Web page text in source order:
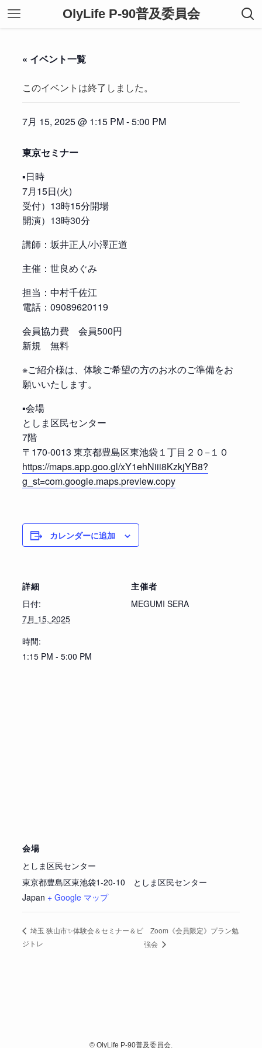
OlyLife P-90普及委員会
« イベント一覧
このイベントは終了しました。
7月 15, 2025 @ 1:15 PM-5:00 PM
東京セミナー
▪️日時
7月15日(火)
受付）13時15分開場
開演）13時30分
講師：坂井正人/小澤正道
主催：世良めぐみ
担当：中村千佐江
電話：09089620119
会員協力費 会員500円
新規 無料
※ご紹介様は、体験ご希望の方のお水のご準備をお
願いいたします。
▪️会場
としま区民センター
7階
〒170-0013 東京都豊島区東池袋１丁目２０−１０
https://maps.app.goo.gl/xY1ehNiii8KzkjYB8?
g_st=com.google.maps.preview.copy
カレンダーに追加
詳細
日付:
7月 15, 2025
時間:
1:15 PM - 5:00 PM
主催者
MEGUMI SERA
会場
としま区民センター
東京都豊島区東池袋1-20-10 としま区民センター
Japan + Google マップ
埼玉 狭山市✨体験会＆セミナー＆ビ
ジトレ
Zoom《会員限定》プラン勉
強会
© OlyLife P-90普及委員会.